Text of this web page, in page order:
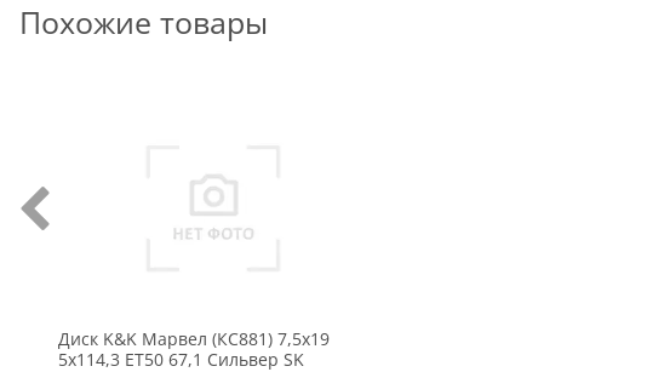
Похожие товары
Диск K&K Марвел (КС881) 7,5x19
5x114,3 ET50 67,1 Сильвер SK